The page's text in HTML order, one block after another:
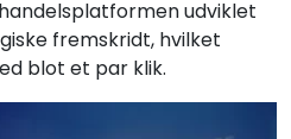
udviklet
fremskridt, hvilket
blot et par klik.